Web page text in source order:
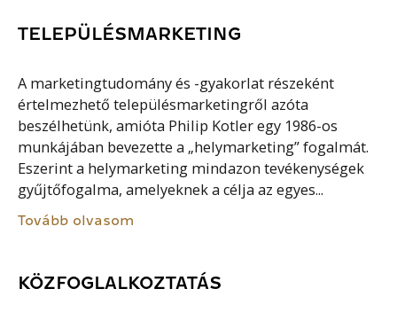
TELEPÜLÉSMARKETING
A marketingtudomány és -gyakorlat részeként
értelmezhető településmarketingről azóta
beszélhetünk, amióta Philip Kotler egy 1986-os
munkájában bevezette a „helymarketing” fogalmát.
Eszerint a helymarketing mindazon tevékenységek
gyűjtőfogalma, amelyeknek a célja az egyes...
Tovább olvasom
KÖZFOGLALKOZTATÁS